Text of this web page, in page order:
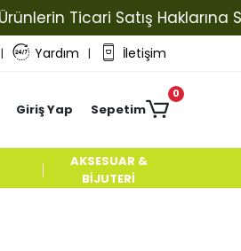
Ticari Satış Haklarına
| Yardım | İletişim
Giriş Yap Sepetim
0
AKSESUAR &
BİJUTERİ